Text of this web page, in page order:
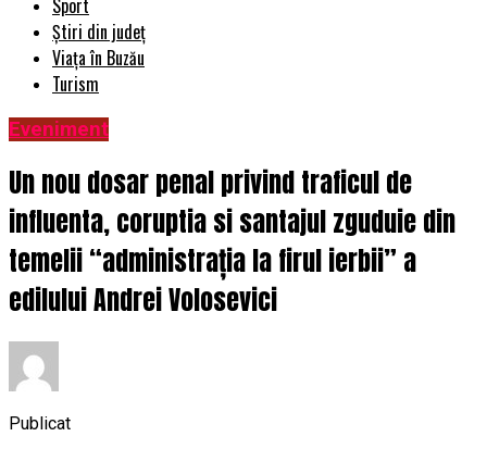
Sport
Știri din județ
Viața în Buzău
Turism
Eveniment
Un nou dosar penal privind traficul de
influenta, coruptia si santajul zguduie din
temelii “administrația la firul ierbii” a
edilului Andrei Volosevici
Publicat